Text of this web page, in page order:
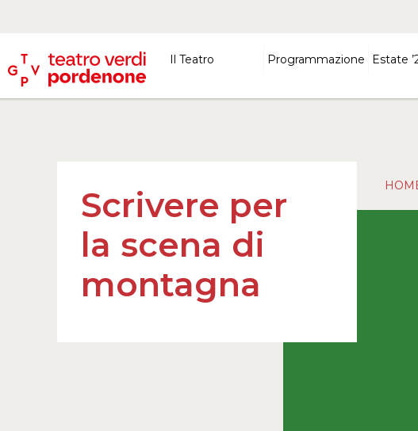
Il Teatro Programmazione Estate
Scrivere per
la scena di
montagna